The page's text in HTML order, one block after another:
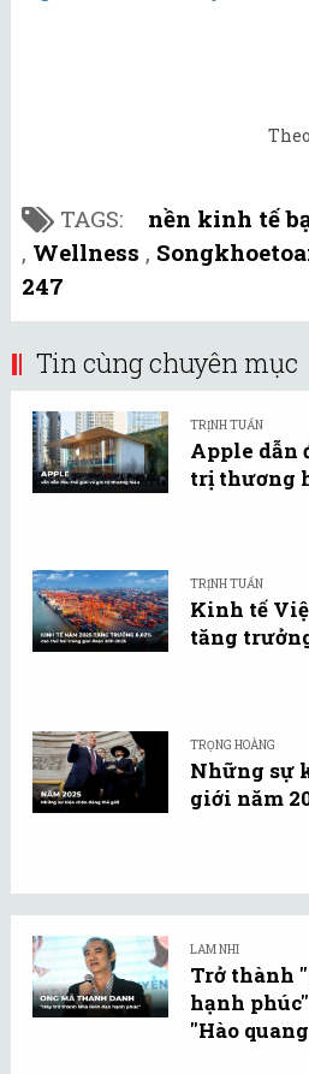
TAGS: nền kinh tế
, Wellness ,
247
Tin cùng chuyên mục
TRỊNH TUẤN
Apple dẫn
trị thương
TRỊNH TUẤN
Kinh tế
tăng
TRỌNG HOÀNG
Những sự
giới năm
LAM NHI
Trở thành
hạnh
"Hào